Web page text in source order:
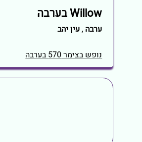
Willow בערבה
ערבה ,עין יהב
נופש בצימר 570 בערבה